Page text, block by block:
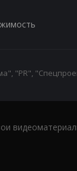
"PR",